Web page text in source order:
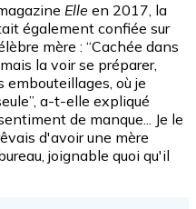
Elle en 2017, la
également confiée sur
mère : “Cachée dans
la voir se préparer,
où je
a-t-elle expliqué
de manque... Je le
d'avoir une mère
joignable quoi qu'il